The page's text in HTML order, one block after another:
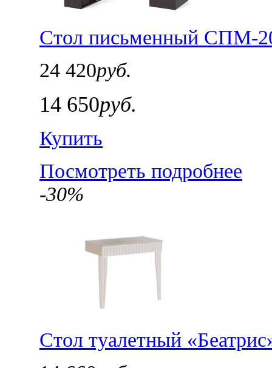
Стол письменный СПМ-
24 420руб.
14 650руб.
Купить
Посмотреть подробнее
-30%
Стол туалетный